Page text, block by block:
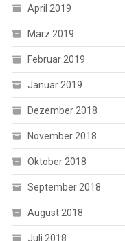
April 2019
März 2019
Februar 2019
Januar 2019
Dezember 2018
November 2018
Oktober 2018
September 2018
August 2018
Juli 2018